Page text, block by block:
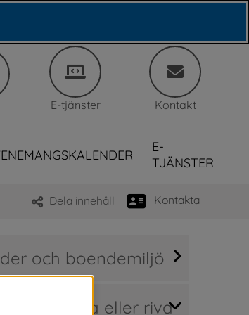
E-tjänster Kontakt
E-
TJÄNSTER
Dela innehåll Kontakta
och boendemiljö
nytt, ändra eller riva